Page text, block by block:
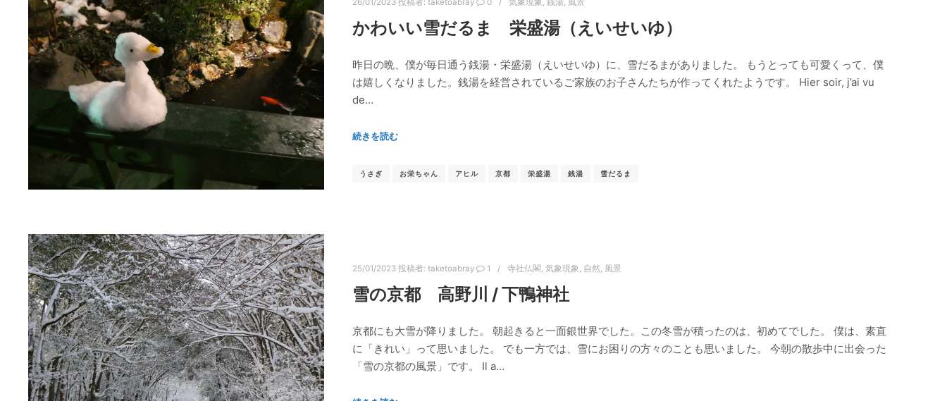
26/01/2023 投稿者: taketoabray 0 気象現象, 銭湯, 風景
かわいい雪だるま 栄盛湯（えいせいゆ）
昨日の晩、僕が毎日通う銭湯・栄盛湯（えいせいゆ）に、雪だるまがありました。 もうとっても可愛くって、僕
は嬉しくなりました。銭湯を経営されているご家族のお子さんたちが作ってくれたようです。 Hier soir, j’ai vu
de…
続きを読む
うさぎ お栄ちゃん アヒル 京都 栄盛湯 銭湯 雪だるま
25/01/2023 投稿者: taketoabray 1 寺社仏閣 , 気象現象, 自然, 風景
雪の京都 高野川 / 下鴨神社
京都にも大雪が降りました。 朝起きると一面銀世界でした。この冬雪が積ったのは、初めてでした。 僕は、素直
に「きれい」って思いました。 でも一方では、雪にお困りの方々のことも思いました。 今朝の散歩中に出会った
「雪の京都の風景」です。 Il a…